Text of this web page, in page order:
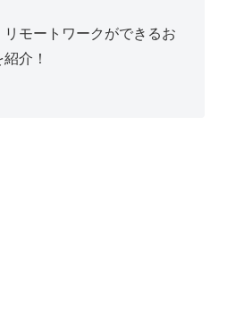
リモートワークができるお
介！